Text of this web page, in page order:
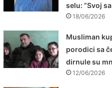
selu: ”Svoj
18/06/2026
Musliman
porodici sa
dirnule su
12/06/2026